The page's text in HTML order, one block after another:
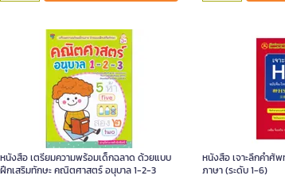
หนังสือ เตรียมความพร้อมเด็กฉลาด ด้วยแบบ
ฝึกเสริมทักษะ คณิตศาสตร์ อนุบาล 1-2-3
หนังสือ เจาะลึกคำศั
ภาษา (ระดับ 1-6)